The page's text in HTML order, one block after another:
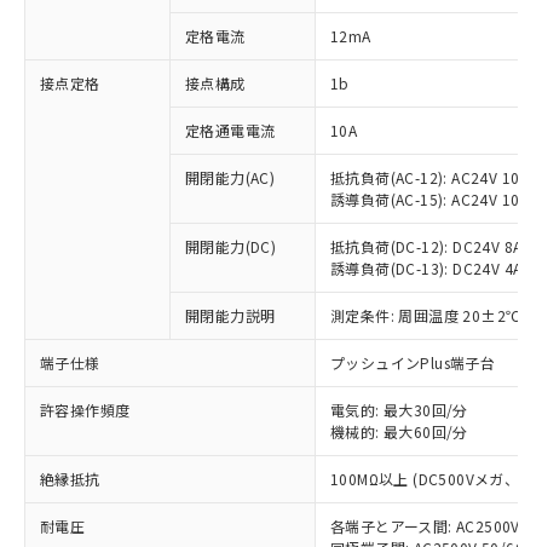
定格電流 12mA
接点定格 接点構成 1b
定格通電電流 10A
開閉能力(AC)
抵抗負荷(AC-12): AC24V 10A/
誘導負荷(AC-15): AC24V
開閉能力(DC)
抵抗負荷(DC-12): DC24V 8A/
誘導負荷(DC-13): DC24V 4A/
開閉能力説明 測定条件: 周囲温度 20±2℃、
端子仕様 プッシュインPlus端子台
許容操作頻度
電気的: 最大30回/分
機械的: 最大60回/分
絶縁抵抗 100MΩ以上 (DC500Vメガ、点
耐電圧
各端子とアース間: AC2500V
ご利用条件
以下の条件をお読みいただき、同意のうえ
本サービスは、当社制御機器事業取扱
商品の当社在庫状況および標準価格
(税抜)を提供させていただくもので
当社制御機器事業取扱商品の中には、
本サービスの対象外となる商品もある
ことをご了承ください。
在庫状況および標準価格照会結果は、
記載している更新日時点での社内デー
タに基づき作成されるものであり、閲
準価格とは異なる場合があることをご
対応済み：EU RoHS指令（10物質）の
非含有に対応した製品が提供可能な商品で
対応予定：EU RoHS指令（10物質）の非含
有に対応した製品に切り替える予定のある
対応予定なし：EU RoHS指令（10物質）の
非含有に非対応の商品で、対応品を出す予
調査・確認中：EU RoHS指令（10物質）の
非含有の対応状況を調査中または確認中の
非該当品：ライセンス料など無形物で、有
害物質有無と関係のない商品です。
仕入先様の事情により、非含有部品として
いたものが、含有品と判明した場合などや
むを得ず変更することがあります。
*EU RoHS指令（10物質）：
鉛(Pb) 1000ppm以下、 水銀(Hg) 1000ppm以下、 カド
六価クロム(Cr(Ⅵ)) 1000ppm以下、ポリ臭化ビフェニル
「○」：最大均質材料含有率が中国RoHSの
基準値以下であることを示します。
「×」：最大均質材料含有率が中国RoHSの
基準値を超えていることを示します。
「－」：未確認です。当社販売部門へお問
当社は、これら貴社製品のうち、外国
為替および外国貿易法に定める商品
（以下｢規制貨物等」という）を輸出
または国外への提供する場合は、日本
国政府の輸出許可(または役務取引許
可)を取得するなどの必要な手続きを